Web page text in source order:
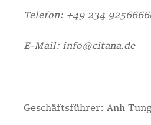
Telefon: +49 234
E-Mail: info@citana.de
Geschäftsführer: Anh